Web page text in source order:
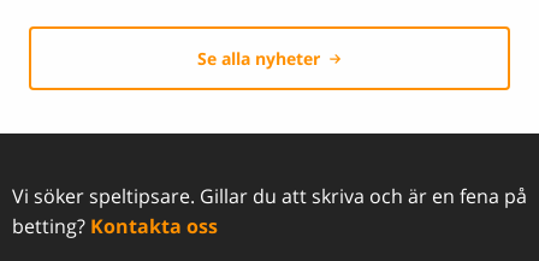
Se alla nyheter
Vi söker speltipsare. Gillar du att skriva och är en fena på
betting? Kontakta oss